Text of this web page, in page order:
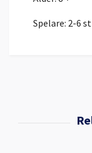
Spelare: 2-6 st